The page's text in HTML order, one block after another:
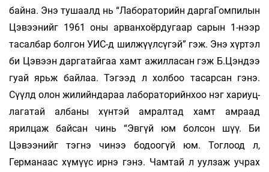
бай­на. Энэ ту­шаалд нь “Лабораторийн дар­гаГомпилын
Цэвээнийг 1961 оны арван­хоёр­­дугаар сарын 1-нээр
тасалбар болгон УИС-д шилжүүлсүгэй” гэж. Энэ хүртэл
би Цэвээн даргатайгаа хамт ажилласан гэж Б.Цэндээ
гуай ярьж байлаа. Тэгээд л хол­боо тасарсан гэнэ.
Сүүлд олон жи­лийндараа ла­бораторийнхоо нэг хариуц­
лага­тай албаны хүн­тэй амралтад хамт ам­раад
ярилцаж байсан чинь “Эвгүй юм болсон шүү. Би
Цэвээнийг тэг­нэ чинээ бо­доо­гүй юм. Тоглоод л,
Германаас хүмүүс ирнэ гэнэ. Чамтай л уулзаж учрах